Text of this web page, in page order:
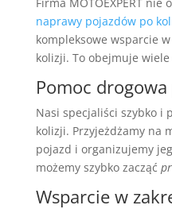
naprawy pojazdów po
kompleksowe wsparcie
kolizji. To obejmuje
Pomoc
Nasi specjaliści szybko i
kolizji. Przyjeżdżamy na
pojazd i organizujemy
możemy szybko zacząć
Wsparcie w